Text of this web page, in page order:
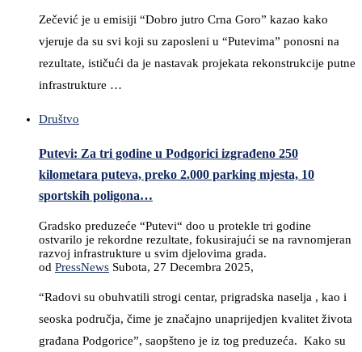
Zečević je u emisiji “Dobro jutro Crna Goro” kazao kako
vjeruje da su svi koji su zaposleni u “Putevima” ponosni na
rezultate, ističući da je nastavak projekata rekonstrukcije putne
infrastrukture …
Društvo
Putevi: Za tri godine u Podgorici izgrađeno 250
kilometara puteva, preko 2.000 parking mjesta, 10
sportskih poligona…
Gradsko preduzeće “Putevi“ doo u protekle tri godine
ostvarilo je rekordne rezultate, fokusirajući se na ravnomjeran
razvoj infrastrukture u svim djelovima grada.
od PressNews Subota, 27 Decembra 2025,
“Radovi su obuhvatili strogi centar, prigradska naselja , kao i
seoska područja, čime je značajno unaprijedjen kvalitet života
građana Podgorice”, saopšteno je iz tog preduzeća. Kako su